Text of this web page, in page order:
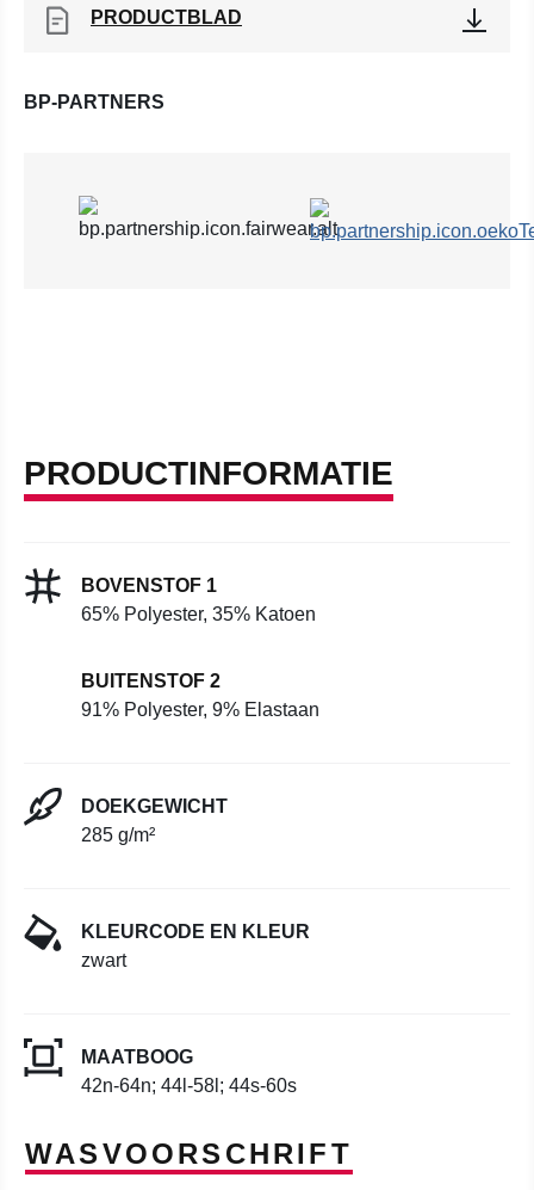
PRODUCTBLAD
BP-PARTNERS
PRODUCTINFORMATIE
BOVENSTOF 1
65% Polyester, 35% Katoen
BUITENSTOF 2
91% Polyester, 9% Elastaan
DOEKGEWICHT
285 g/m²
KLEURCODE EN KLEUR
zwart
MAATBOOG
42n-64n; 44l-58l; 44s-60s
WASVOORSCHRIFT